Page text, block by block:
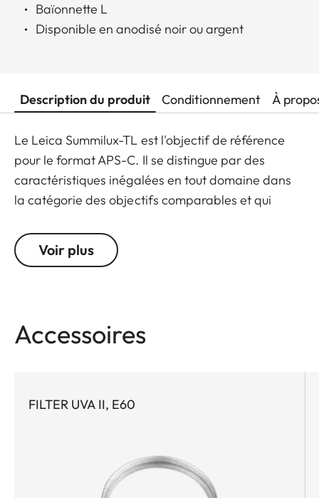
Baïonnette L
Disponible en anodisé noir ou argent
Description du produit Conditionnement À
Le Leica Summilux-TL est l'objectif de référence
pour le format APS-C. Il se distingue par des
caractéristiques inégalées en tout domaine dans
la catégorie des objectifs comparables et qui
appareils modernes. Grâce à la mise au point
interne, la longueur totale de cet objectif reste
Voir plus
Accessoires
FILTER UVA II, E60